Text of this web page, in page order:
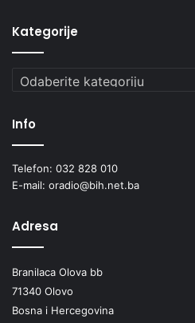
Kategorije
Kategorije
Info
Telefon: 032 828 010
E-mail: oradio@bih.net.ba
Adresa
Branilaca Olova bb
71340 Olovo
Bosna i Hercegovina